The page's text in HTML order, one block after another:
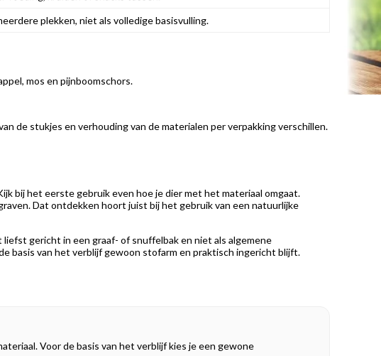
plekken, niet als volledige basisvulling.
mos en pijnboomschors.
de stukjes en verhouding van de materialen per verpakking verschillen.
bij het eerste gebruik even hoe je dier met het materiaal omgaat.
Dat ontdekken hoort juist bij het gebruik van een natuurlijke
gericht in een graaf- of snuffelbak en niet als algemene
basis van het verblijf gewoon stofarm en praktisch ingericht blijft.
Voor de basis van het verblijf kies je een gewone